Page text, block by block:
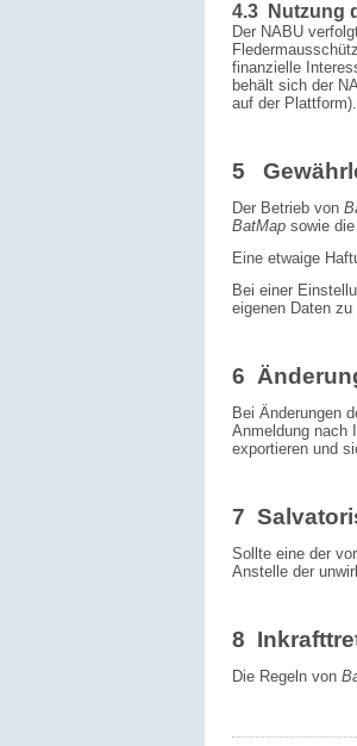
4.3 Nutzung
Der NABU
finanzielle
behält sich der
auf der Plattform).
5
Der Betrieb von
BatMap sowie
Eine etwaige
Bei einer
eigenen Daten
6
Bei Änderungen
Anmeldung nach
exportieren und
7
Sollte eine der
Anstelle der
8
Die Regeln von